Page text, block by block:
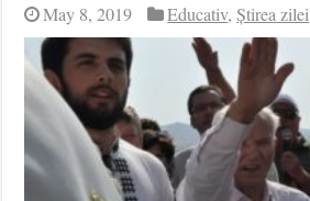
May 8, 2019 Educativ,Știrea zilei